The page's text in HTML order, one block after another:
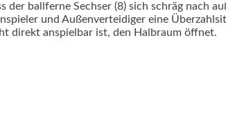
der ballferne Sechser (8) sich schräg nach
und Außenverteidiger eine
direkt anspielbar ist, den Halbraum öffnet.